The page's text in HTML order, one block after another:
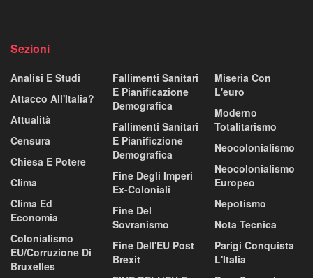
Sezioni
Analisi E Studi
Attacco All'Italia?
Attualità
Censura
Chiesa E Potere
Clima
Clima Ed
Economia
Colonialismo
EU/corruzione Di
Bruxelles
Fallimenti Sanitari
E Pianificazione
Demografica
Fallimenti Sanitari
E Pianificzione
Demografica
Fine Degli Imperi
Ex-Coloniali
Fine Del
Sovranismo
Fine Dell'EU Post
Brexit
Miseria Con
L'euro
Moderno
Totalitarismo
Neocolonialismo
Neocolonialismo
Europeo
Nepotismo
Nota Tecnica
Parigi Conquista
L'Italia